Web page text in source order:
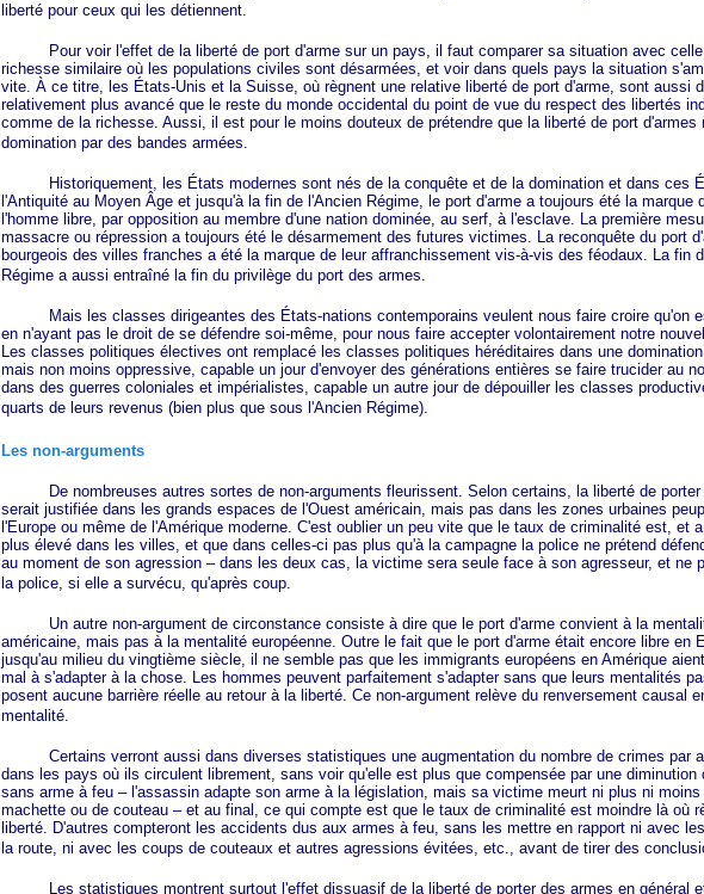
liberté pour ceux qui les détiennent.
Pour voir l'effet de la liberté de port d'arme sur un pays, il faut comparer sa situation avec celle
richesse similaire où les populations civiles sont désarmées, et voir dans quels pays la situation
vite. À ce titre, les États-Unis et la Suisse, où règnent une relative liberté de port d'arme, sont aussi
relativement plus avancé que le reste du monde occidental du point de vue du respect des libertés
comme de la richesse. Aussi, il est pour le moins douteux de prétendre que la liberté de port d'armes
domination par des bandes armées.
Historiquement, les États modernes sont nés de la conquête et de la domination et dans ces
l'Antiquité au Moyen Âge et jusqu'à la fin de l'Ancien Régime, le port d'arme a toujours été la marque
l'homme libre, par opposition au membre d'une nation dominée, au serf, à l'esclave. La première
massacre ou répression a toujours été le désarmement des futures victimes. La reconquête du port
bourgeois des villes franches a été la marque de leur affranchissement vis-à-vis des féodaux. La fin
Régime a aussi entraîné la fin du privilège du port des armes.
Mais les classes dirigeantes des États-nations contemporains veulent nous faire croire qu'on
en n'ayant pas le droit de se défendre soi-même, pour nous faire accepter volontairement notre
Les classes politiques électives ont remplacé les classes politiques héréditaires dans une
mais non moins oppressive, capable un jour d'envoyer des générations entières se faire trucider au
dans des guerres coloniales et impérialistes, capable un autre jour de dépouiller les classes
quarts de leurs revenus (bien plus que sous l'Ancien Régime).
Les non-arguments
De nombreuses autres sortes de non-arguments fleurissent. Selon certains, la liberté de porter
serait justifiée dans les grands espaces de l'Ouest américain, mais pas dans les zones urbaines
l'Europe ou même de l'Amérique moderne. C'est oublier un peu vite que le taux de criminalité est, et
plus élevé dans les villes, et que dans celles-ci pas plus qu'à la campagne la police ne prétend
au moment de son agression – dans les deux cas, la victime sera seule face à son agresseur, et ne
la police, si elle a survécu, qu'après coup.
Un autre non-argument de circonstance consiste à dire que le port d'arme convient à la
américaine, mais pas à la mentalité européenne. Outre le fait que le port d'arme était encore libre en
jusqu'au milieu du vingtième siècle, il ne semble pas que les immigrants européens en Amérique
mal à s'adapter à la chose. Les hommes peuvent parfaitement s'adapter sans que leurs mentalités
posent aucune barrière réelle au retour à la liberté. Ce non-argument relève du renversement causal
mentalité.
Certains verront aussi dans diverses statistiques une augmentation du nombre de crimes par
dans les pays où ils circulent librement, sans voir qu'elle est plus que compensée par une diminution
sans arme à feu – l'assassin adapte son arme à la législation, mais sa victime meurt ni plus ni
machette ou de couteau – et au final, ce qui compte est que le taux de criminalité est moindre là où
liberté. D'autres compteront les accidents dus aux armes à feu, sans les mettre en rapport ni avec
la route, ni avec les coups de couteaux et autres agressions évitées, etc., avant de tirer des
Les statistiques montrent surtout l'effet dissuasif de la liberté de porter des armes en général